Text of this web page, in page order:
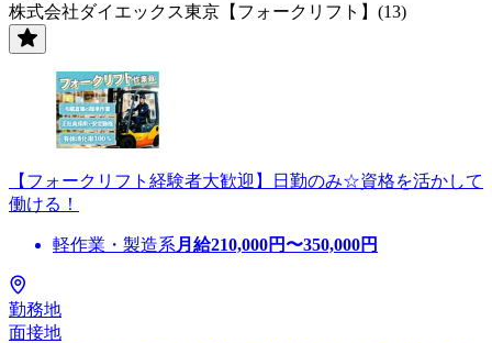
株式会社ダイエックス東京【フォークリフト】(13)
【フォークリフト経験者大歓迎】日勤のみ☆資格を活かして
働ける！
軽作業・製造系 月給210,000円〜350,000円
勤務地
面接地